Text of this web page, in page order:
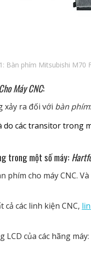
Bàn phím Mitsubishi M70
Máy CNC:
xảy ra đối với bàn phím:
do các transitor trong
trong một số máy:
phím cho máy CNC.
các linh kiện CNC,
LCD của các hãng